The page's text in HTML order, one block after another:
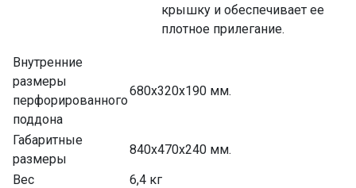
крышку и обеспечивает ее
плотное прилегание.
Внутренние
размеры
перфорированного
поддона
680x320x190 мм.
Габаритные
размеры
840x470x240 мм.
Вес
6,4 кг